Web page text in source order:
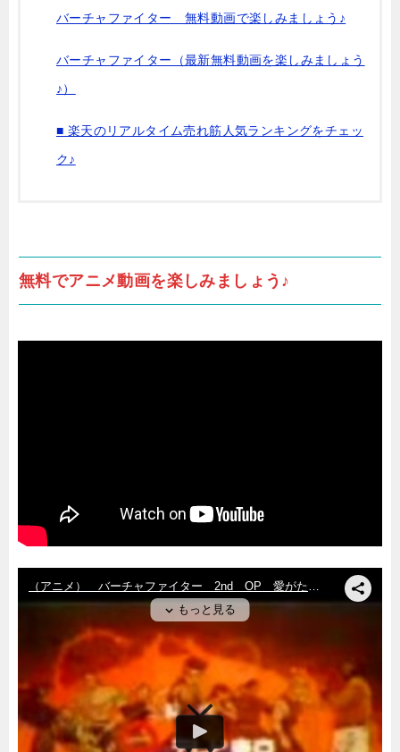
バーチャファイター 無料動画で楽しみましょう♪
バーチャファイター（最新無料動画を楽しみましょう
♪）
■ 楽天のリアルタイム売れ筋人気ランキングをチェッ
ク♪
無料でアニメ動画を楽しみましょう♪